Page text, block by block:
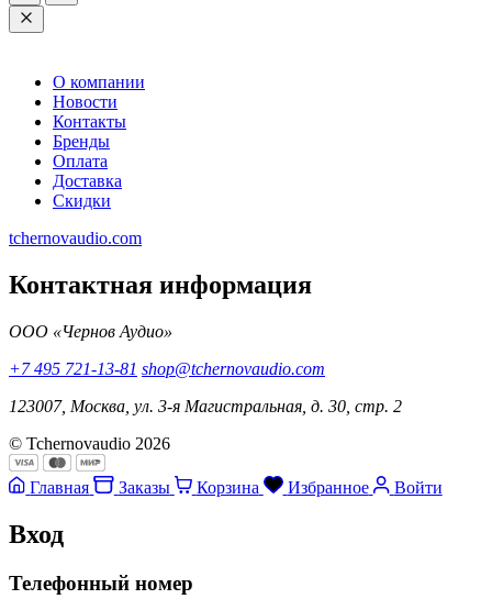
О компании
Новости
Контакты
Бренды
Оплата
Доставка
Скидки
tchernovaudio.com
Контактная информация
ООО «Чернов Аудио»
+7 495 721-13-81 shop@tchernovaudio.com
123007, Москва, ул. 3-я Магистральная, д. 30, стр. 2
© Tchernovaudio 2026
Главная Заказы Корзина Избранное Войти
Вход
Телефонный номер